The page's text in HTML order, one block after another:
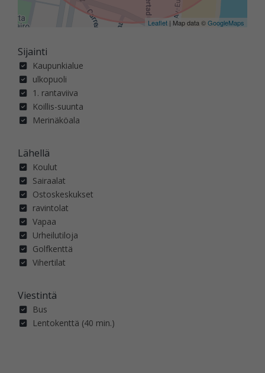
Leaflet | Map data ©GoogleMaps
Sijainti
Kaupunkialue
ulkopuoli
1. rantaviiva
Koillis-suunta
Merinäköala
Lähellä
Koulut
Sairaalat
Ostoskeskukset
ravintolat
Vapaa
Urheilutiloja
Golfkenttä
Vihertilat
Viestintä
Bus
Lentokenttä (40 min.)